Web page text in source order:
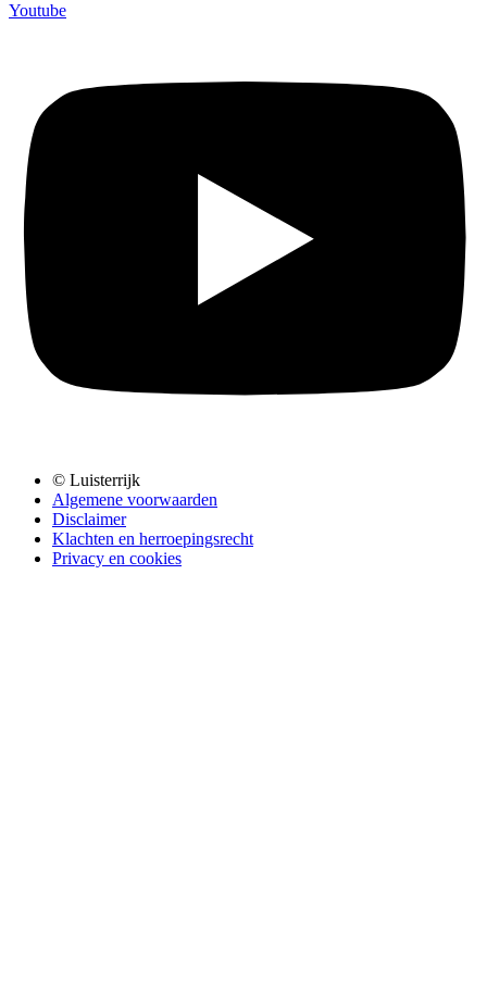
Youtube
© Luisterrijk
Algemene voorwaarden
Disclaimer
Klachten en herroepingsrecht
Privacy en cookies